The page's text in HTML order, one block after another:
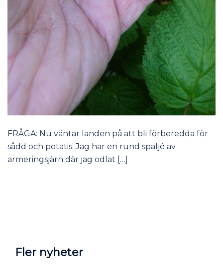
FRÅGA: Nu väntar landen på att bli förberedda för
sådd och potatis. Jag har en rund spaljé av
armeringsjärn där jag odlat […]
Fler nyheter